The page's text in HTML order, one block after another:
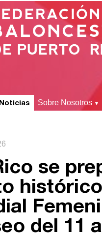
Sobre Nosotros ▼
se
del 11